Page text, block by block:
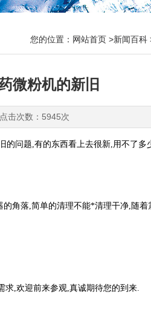
您的位置： 网站首页 >新闻百科
微粉机的新旧
击次数：5945次
问题,有的东西看上去很新,用不了
角落,简单的清理不能*清理干净,随着
,欢迎前来参观,真诚期待您的到来.